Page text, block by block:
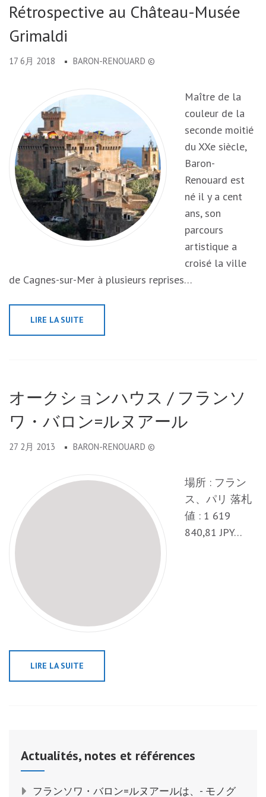
Rétrospective au Château-Musée
Grimaldi
17 6月 2018 BARON-RENOUARD ©
Maître de la
couleur de la
seconde moitié
du XXe siècle,
Baron-
Renouard est
né il y a cent
ans, son
parcours
artistique a
croisé la ville
de Cagnes-sur-Mer à plusieurs reprises…
LIRE LA SUITE
オークションハウス / フランソ
ワ・バロン=ルヌアール
27 2月 2013 BARON-RENOUARD ©
場所 : フラン
ス、パリ 落札
値 : 1 619
840,81 JPY…
LIRE LA SUITE
Actualités, notes et références
フランソワ・バロン=ルヌアールは、- モノグ